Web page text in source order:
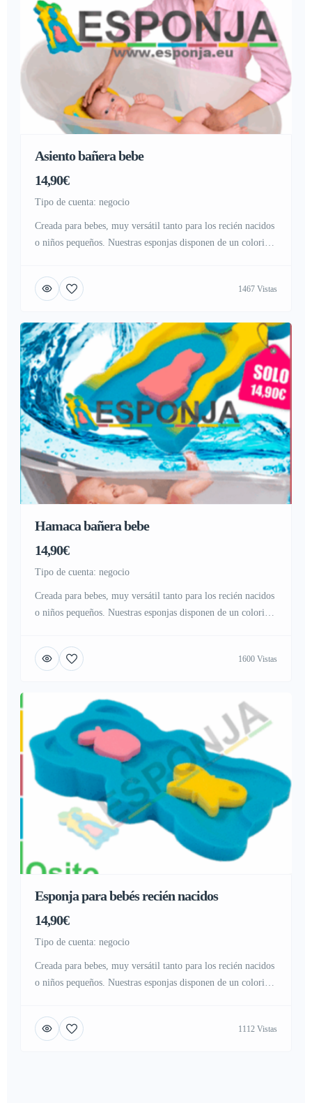
Asiento bañera bebe
14,90€
tipo de cuenta: negocio
Creada para bebes, muy versátil tanto para los recién nacidos
o niños pequeños. Nuestras esponjas disponen de un colorido
atención en el momento del baño. Cuenta con varias
combinaciones elegidas al asar, con colores estimulantes,1467 Vistas
Hamaca bañera bebe
14,90€
tipo de cuenta: negocio
Creada para bebes, muy versátil tanto para los recién nacidos
o niños pequeños. Nuestras esponjas disponen de un colorido
atención en el momento del baño. Cuenta con varias
combinaciones elegidas al asar, con colores estimulantes,1600 Vistas
Esponja para bebés recién nacidos
14,90€
tipo de cuenta: negocio
Creada para bebes, muy versátil tanto para los recién nacidos
o niños pequeños. Nuestras esponjas disponen de un colorido
atención en el momento del baño. Cuenta con varias
combinaciones elegidas al asar, con colores estimulantes,1112 Vistas